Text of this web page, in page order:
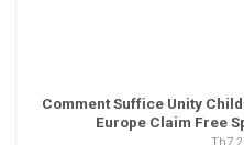
Comment Suffice Unity
Europe Claim Free